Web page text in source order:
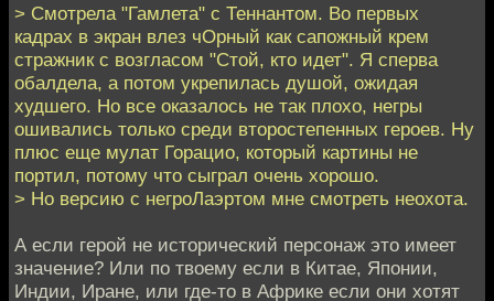
> Смотрела "Гамлета" с Теннантом. Во первых
кадрах в экран влез чОрный как сапожный крем
стражник с возгласом "Стой, кто идет". Я сперва
обалдела, а потом укрепилась душой, ожидая
худшего. Но все оказалось не так плохо, негры
ошивались только среди второстепенных героев. Ну
плюс еще мулат Горацио, который картины не
портил, потому что сыграл очень хорошо.
> Но версию с негроЛаэртом мне смотреть неохота.
А если герой не исторический персонаж это имеет
значение? Или по твоему если в Китае, Японии,
Индии, Иране, или где-то в Африке если они хотят